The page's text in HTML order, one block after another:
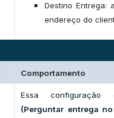
Destino Entrega:
endereço do
Comportamento
Essa
(Perguntar entrega